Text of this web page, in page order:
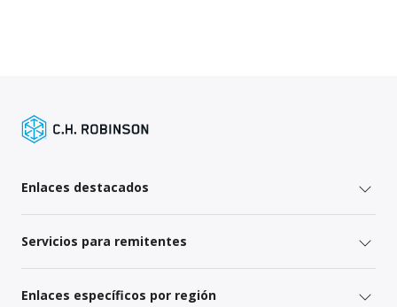
Enlaces destacados
Servicios para remitentes
Enlaces específicos por región